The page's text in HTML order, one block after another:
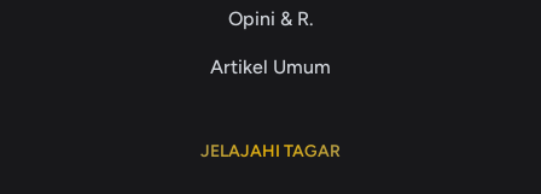
Opini & R.
Artikel Umum
JELAJAHI TAGAR